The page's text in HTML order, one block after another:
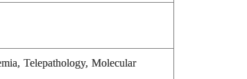
Telepathology, Molecular